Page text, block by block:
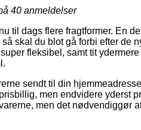
40 anmeldelser
til dags flere fragtformer. En
skal du blot gå forbi efter de
fleksibel, samt tit
sendt til din
men endvidere yderst
men det nødvendiggør